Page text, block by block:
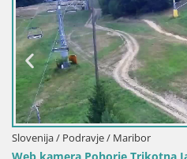
Slovenija / Podravje / Maribor